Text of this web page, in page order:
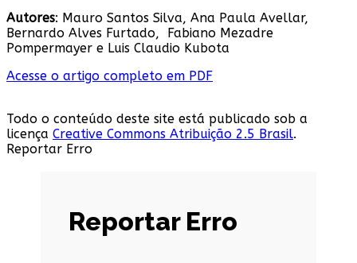
Autores: Mauro Santos Silva, Ana Paula Avellar,
Bernardo Alves Furtado, Fabiano Mezadre
Pompermayer e Luis Claudio Kubota
Acesse o artigo completo em PDF
Todo o conteúdo deste site está publicado sob a
licença Creative Commons Atribuição 2.5 Brasil.
Reportar Erro
Reportar Erro